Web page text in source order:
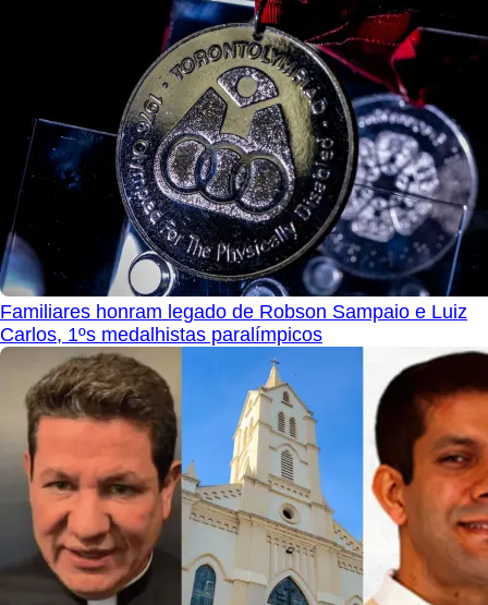
Familiares honram legado de Robson Sampaio e Luiz
Carlos, 1ºs medalhistas paralímpicos